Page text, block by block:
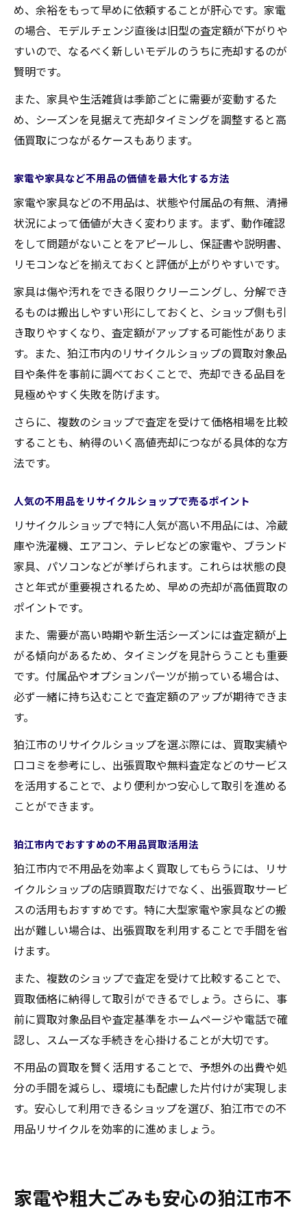
め、余裕をもって早めに依頼することが肝心です。家電
の場合、モデルチェンジ直後は旧型の査定額が下がりや
すいので、なるべく新しいモデルのうちに売却するのが
賢明です。
また、家具や生活雑貨は季節ごとに需要が変動するた
め、シーズンを見据えて売却タイミングを調整すると高
価買取につながるケースもあります。
家電や家具など不用品の価値を最大化する方法
家電や家具などの不用品は、状態や付属品の有無、清掃
状況によって価値が大きく変わります。まず、動作確認
をして問題がないことをアピールし、保証書や説明書、
リモコンなどを揃えておくと評価が上がりやすいです。
家具は傷や汚れをできる限りクリーニングし、分解でき
るものは搬出しやすい形にしておくと、ショップ側も引
き取りやすくなり、査定額がアップする可能性がありま
す。また、狛江市内のリサイクルショップの買取対象品
目や条件を事前に調べておくことで、売却できる品目を
見極めやすく失敗を防げます。
さらに、複数のショップで査定を受けて価格相場を比較
することも、納得のいく高値売却につながる具体的な方
法です。
人気の不用品をリサイクルショップで売るポイント
リサイクルショップで特に人気が高い不用品には、冷蔵
庫や洗濯機、エアコン、テレビなどの家電や、ブランド
家具、パソコンなどが挙げられます。これらは状態の良
さと年式が重要視されるため、早めの売却が高価買取の
ポイントです。
また、需要が高い時期や新生活シーズンには査定額が上
がる傾向があるため、タイミングを見計らうことも重要
です。付属品やオプションパーツが揃っている場合は、
必ず一緒に持ち込むことで査定額のアップが期待できま
す。
狛江市のリサイクルショップを選ぶ際には、買取実績や
口コミを参考にし、出張買取や無料査定などのサービス
を活用することで、より便利かつ安心して取引を進める
ことができます。
狛江市内でおすすめの不用品買取活用法
狛江市内で不用品を効率よく買取してもらうには、リサ
イクルショップの店頭買取だけでなく、出張買取サービ
スの活用もおすすめです。特に大型家電や家具などの搬
出が難しい場合は、出張買取を利用することで手間を省
けます。
また、複数のショップで査定を受けて比較することで、
買取価格に納得して取引ができるでしょう。さらに、事
前に買取対象品目や査定基準をホームページや電話で確
認し、スムーズな手続きを心掛けることが大切です。
不用品の買取を賢く活用することで、予想外の出費や処
分の手間を減らし、環境にも配慮した片付けが実現しま
す。安心して利用できるショップを選び、狛江市での不
用品リサイクルを効率的に進めましょう。
家電や粗大ごみも安心の狛江市不